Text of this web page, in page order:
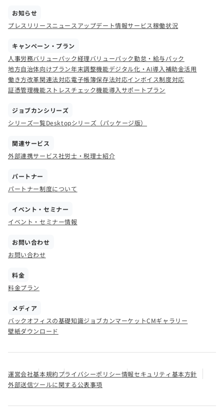
お知らせ
プレスリリースニュース アップデート情報サービス稼働状況
キャンペーン・プラン
人事労務バリューパック経理バリューパック勤怠・給与パック
地方自治体向けプラン年末調整機能デジタル化・AI導入補助金活用
働き方改革関連法対応電子帳簿保存法対応インボイス制度対応
証憑管理機能ストレスチェック機能導入サポートプラン
ジョブカンシリーズ
シリーズ一覧Desktopシリーズ（パッケージ版）
関連サービス
外部連携サービス社労士・税理士紹介
パートナー
パートナー制度について
イベント・セミナー
イベント・セミナー情報
お問い合わせ
お問い合わせ
料金
料金プラン
メディア
バックオフィスの基礎知識ジョブカンマーケットCMギャラリー
壁紙ダウンロード
運営会社基本規約プライバシーポリシー情報セキュリティ基本方針
外部送信ツールに関する公表事項